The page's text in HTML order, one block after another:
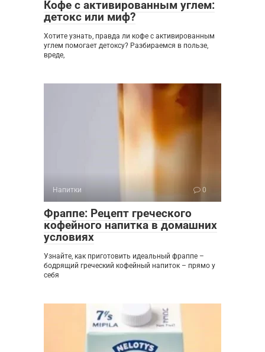
Кофе с активированным углем:
детокс или миф?
Хотите узнать, правда ли кофе с активированным
углем помогает детоксу? Разбираемся в пользе,
вреде,
Напитки 0
Фраппе: Рецепт греческого
кофейного напитка в домашних
условиях
Узнайте, как приготовить идеальный фраппе –
бодрящий греческий кофейный напиток – прямо у
себя